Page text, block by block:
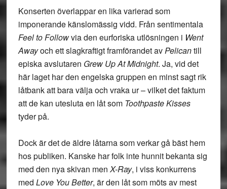
Konserten överlappar en lika varierad som
imponerande känslomässig vidd. Från sentimentala
Feel to Followvia den eurforiska utlösningen i Went
Awayoch ett slagkraftigt framförandet avPelicantill
episka avslutaren Grew Up At Midnight. Ja, vid det
här laget har den engelska gruppen en minst sagt rik
låtbank att bara välja och vraka ur – vilket det faktum
att de kan utesluta en låt som Toothpaste Kisses
tyder på.
Dock är det de äldre låtarna som verkar gå bäst hem
hos publiken. Kanske har folk inte hunnit bekanta sig
med den nya skivan menX-Ray, i viss konkurrens
med Love You Better, är den låt som möts av mest